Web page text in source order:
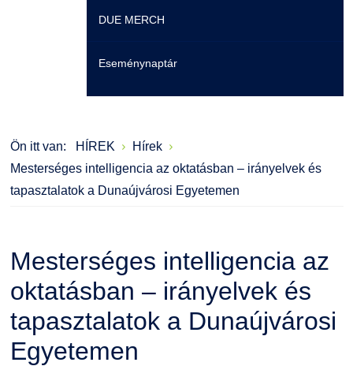
Moodle
Átjelentkezőknek
Karrier
Családbarát Szolgáltató
Hallgatókra érvényes szabályzatok
Ösztöndíjak
Könyvtár
Szakmentori rendszer
Felnőttképzés
Origó nyelvvizsga
Neptun
Moodle
Családbarát Szolgáltató
Dokumentumok
Érdekvédelmi testületek
Szervezeti felépítés
Szabályzatok
Díjak, elismerések
Kapcsolat
Minőségirányítás
Intézményi és Tanulmányi Tájékoztató
DUE MERCH
Eseménynaptár
Ön itt van: HÍREK
Hírek
Mesterséges intelligencia az oktatásban – irányelvek és
tapasztalatok a Dunaújvárosi Egyetemen
Mesterséges intelligencia az
oktatásban – irányelvek és
tapasztalatok a Dunaújvárosi
Egyetemen